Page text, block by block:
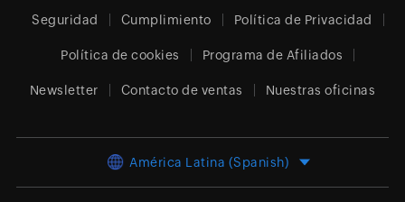
Seguridad Cumplimiento Política de Privacidad
Política de cookies Programa de Afiliados
Newsletter Contacto de ventas Nuestras oficinas
América Latina (Spanish)